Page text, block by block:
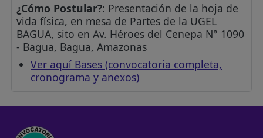
¿Cómo Postular?: Presentación de la hoja de
vida física, en mesa de Partes de la UGEL
BAGUA, sito en Av. Héroes del Cenepa N° 1090
- Bagua, Bagua, Amazonas
Ver aquí Bases (convocatoria completa,
cronograma y anexos)